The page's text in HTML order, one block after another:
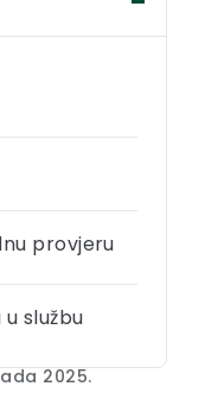
provjeru
službu
2025.